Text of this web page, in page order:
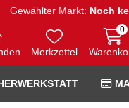
Gewählter Markt: Noch
Merkzettel
0